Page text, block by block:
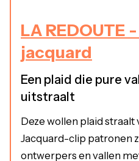
LA REDOUTE
jacquard
Een plaid die pure
uitstraalt
Deze wollen plaid straalt
Jacquard-clip patronen
ontwerpers en vallen